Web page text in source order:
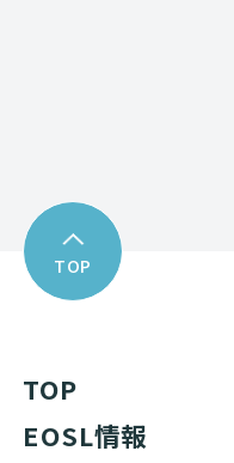
TOP
TOP
EOSL情報